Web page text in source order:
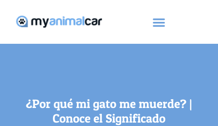
¿Por qué mi gato me muerde? |
Conoce el Significado